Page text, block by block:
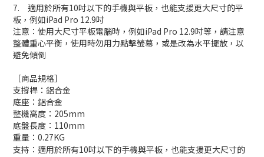
7. 適用於所有10吋以下的手機與平板，也能支援更大尺寸的平
板，例如iPad Pro 12.9吋
注意：使用大尺寸平板電腦時，例如iPad Pro 12.9吋等，請注意
整體重心平衡，使用時勿用力點擊螢幕，或是改為水平擺放，以
避免傾倒
［商品規格］
支撐桿：鋁合金
底座：鋁合金
整機高度：205mm
底盤長度：110mm
重量：0.27KG
支持：適用於所有10吋以下的手機與平板，也能支援更大尺寸的